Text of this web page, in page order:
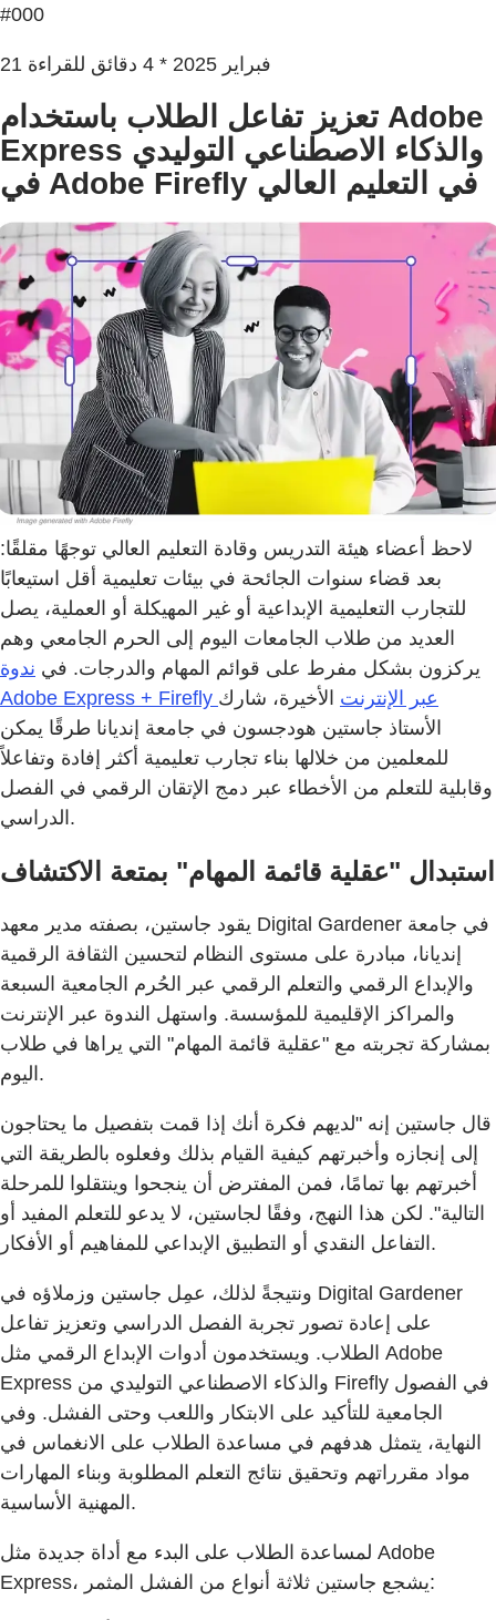
#000
21 فبراير 2025 * 4 دقائق للقراءة
تعزيز تفاعل الطلاب باستخدام Adobe
Express والذكاء الاصطناعي التوليدي
في Adobe Firefly في التعليم العالي
لاحظ أعضاء هيئة التدريس وقادة التعليم العالي توجهًا مقلقًا:
بعد قضاء سنوات الجائحة في بيئات تعليمية أقل استيعابًا
للتجارب التعليمية الإبداعية أو غير المهيكلة أو العملية، يصل
العديد من طلاب الجامعات اليوم إلى الحرم الجامعي وهم
يركزون بشكل مفرط على قوائم المهام والدرجات. في ندوة
Adobe Express + Firefly عبر الإنترنت الأخيرة، شارك
الأستاذ جاستين هودجسون في جامعة إنديانا طرقًا يمكن
للمعلمين من خلالها بناء تجارب تعليمية أكثر إفادة وتفاعلاً
وقابلية للتعلم من الأخطاء عبر دمج الإتقان الرقمي في الفصل
الدراسي.
استبدال "عقلية قائمة المهام" بمتعة الاكتشاف
يقود جاستين، بصفته مدير معهد Digital Gardener في جامعة
إنديانا، مبادرة على مستوى النظام لتحسين الثقافة الرقمية
والإبداع الرقمي والتعلم الرقمي عبر الحُرم الجامعية السبعة
والمراكز الإقليمية للمؤسسة. واستهل الندوة عبر الإنترنت
بمشاركة تجربته مع "عقلية قائمة المهام" التي يراها في طلاب
اليوم.
قال جاستين إنه "لديهم فكرة أنك إذا قمت بتفصيل ما يحتاجون
إلى إنجازه وأخبرتهم كيفية القيام بذلك وفعلوه بالطريقة التي
أخبرتهم بها تمامًا، فمن المفترض أن ينجحوا وينتقلوا للمرحلة
التالية". لكن هذا النهج، وفقًا لجاستين، لا يدعو للتعلم المفيد أو
التفاعل النقدي أو التطبيق الإبداعي للمفاهيم أو الأفكار.
ونتيجةً لذلك، عمِل جاستين وزملاؤه في Digital Gardener
على إعادة تصور تجربة الفصل الدراسي وتعزيز تفاعل
الطلاب. ويستخدمون أدوات الإبداع الرقمي مثل Adobe
Express والذكاء الاصطناعي التوليدي من Firefly في الفصول
الجامعية للتأكيد على الابتكار واللعب وحتى الفشل. وفي
النهاية، يتمثل هدفهم في مساعدة الطلاب على الانغماس في
مواد مقرراتهم وتحقيق نتائج التعلم المطلوبة وبناء المهارات
المهنية الأساسية.
لمساعدة الطلاب على البدء مع أداة جديدة مثل Adobe
Express، يشجع جاستين ثلاثة أنواع من الفشل المثمر: